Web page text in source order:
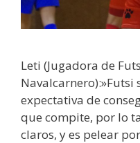
Leti (Jugadora de
Navalcarnero):»Futsi
expectativa de
que compite, por lo
claros, y es pelear